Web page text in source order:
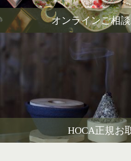
オンラインご相
HOCA正規お